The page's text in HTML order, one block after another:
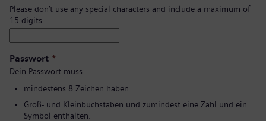
Please don’t use any special characters and include a maximum of
15 digits.
Passwort *
Dein Passwort muss:
mindestens 8 Zeichen haben.
Groß- und Kleinbuchstaben und zumindest eine Zahl und ein
Symbol enthalten.